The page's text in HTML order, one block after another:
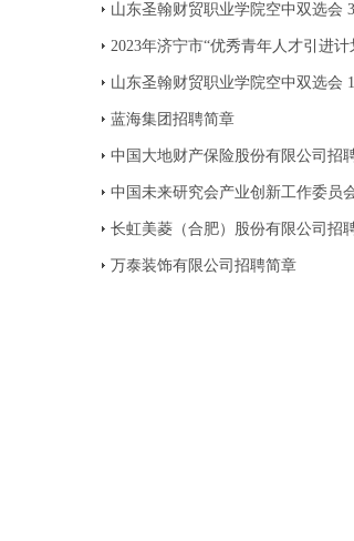
山东圣翰财贸职业学院空中双选会
2023年济宁市“优秀青年人才引进
山东圣翰财贸职业学院空中双选会
蓝海集团招聘简章
中国大地财产保险股份有限公司招
中国未来研究会产业创新工作委员
长虹美菱（合肥）股份有限公司招
万泰装饰有限公司招聘简章